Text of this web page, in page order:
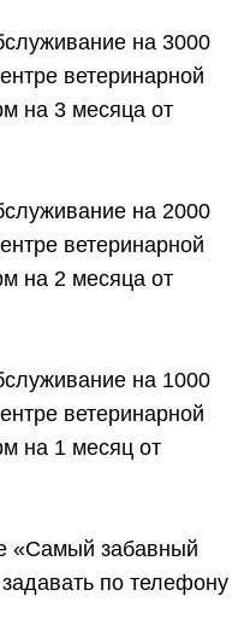
на 3000
ветеринарной
на 3 месяца от
на 2000
ветеринарной
на 2 месяца от
на 1000
ветеринарной
на 1 месяц от
«Самый забавный
по телефону